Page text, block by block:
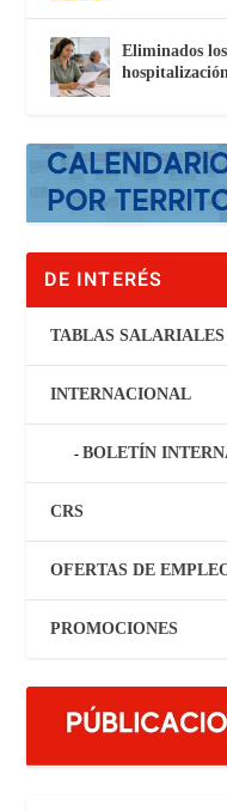
Eliminados
hospitalización
DE INTERÉS
TABLAS SALARIALES
INTERNACIONAL
BOLETÍN
CRS
OFERTAS DE
PROMOCIONES